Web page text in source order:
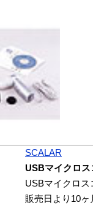
SCALAR
USBマイクロ
USBマイクロ
販売日より10